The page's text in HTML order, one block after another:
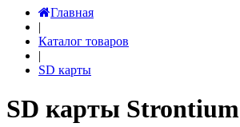
Главная
|
Каталог товаров
|
SD карты
SD карты Strontium